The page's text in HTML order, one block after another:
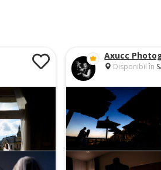
Axucc
Disponibil în